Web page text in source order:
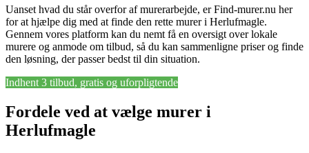
Uanset hvad du står overfor af murerarbejde, er Find-murer.nu her
for at hjælpe dig med at finde den rette murer i Herlufmagle.
Gennem vores platform kan du nemt få en oversigt over lokale
murere og anmode om tilbud, så du kan sammenligne priser og finde
den løsning, der passer bedst til din situation.
Indhent 3 tilbud, gratis og uforpligtende
Fordele ved at vælge murer i
Herlufmagle